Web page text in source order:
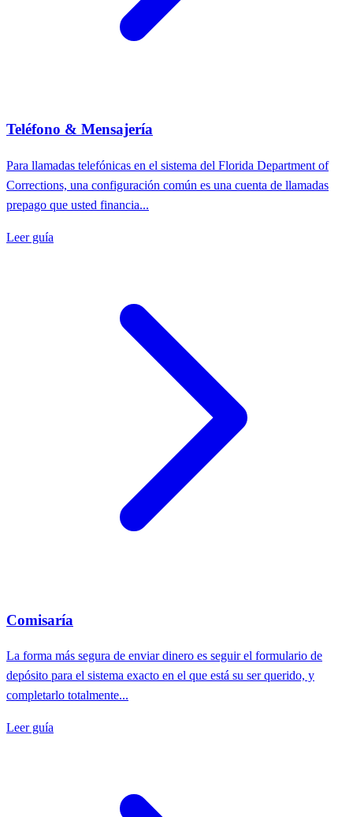
Teléfono & Mensajería
Para llamadas telefónicas en el sistema del Florida Department of
Corrections, una configuración común es una cuenta de llamadas
prepago que usted financia...
Leer guía
Comisaría
La forma más segura de enviar dinero es seguir el formulario de
depósito para el sistema exacto en el que está su ser querido, y
completarlo totalmente...
Leer guía